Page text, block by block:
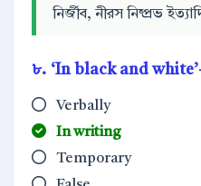
নির্জীব, নীরস নিষ্প্রভ
৮. ‘In black and
Verbally
In writing
Temporary